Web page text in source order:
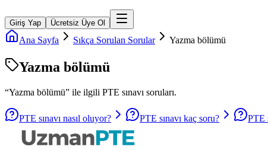
Giriş Yap Ücretsiz Üye Ol
Ana Sayfa Sıkça Sorulan Sorular Yazma bölümü
Yazma bölümü
“Yazma bölümü” ile ilgili PTE sınavı soruları.
PTE sınavı nasıl oluyor? PTE sınavı kaç soru? PTE